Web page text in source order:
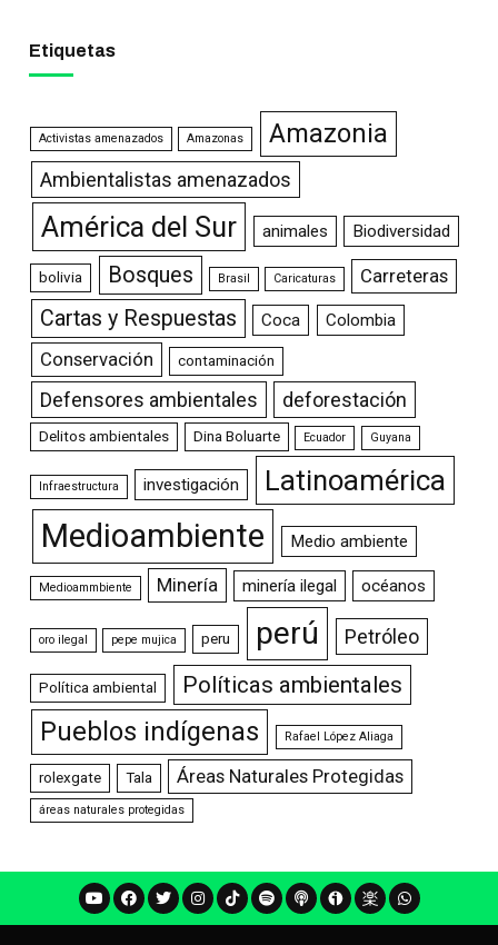
Etiquetas
Activistas amenazados Amazonas Amazonia
Ambientalistas amenazados
América del Sur animales Biodiversidad
bolivia Bosques Brasil Caricaturas Carreteras
Cartas y Respuestas Coca Colombia
Conservación contaminación
Defensores ambientales deforestación
Delitos ambientales Dina Boluarte Ecuador Guyana
Infraestructura investigación Latinoamérica
Medioambiente Medio ambiente
Medioammbiente Minería minería ilegal océanos
oro ilegal pepe mujica peru perú Petróleo
Política ambiental Políticas ambientales
Pueblos indígenas Rafael López Aliaga
rolexgate Tala Áreas Naturales Protegidas
áreas naturales protegidas